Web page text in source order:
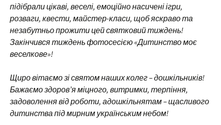
підібрали цікаві, веселі, емоційно насичені ігри,
розваги, квести, майстер-класи, щоб яскраво та
незабутньо прожити цей святковий тиждень!
Закінчився тиждень фотосесією «Дитинство моє
веселкове»!
Щиро вітаємо зі святом наших колег – дошкільників!
Бажаємо здоров’я міцного, витримки, терпіння,
задоволення від роботи, адошкільнятам – щасливого
дитинства під мирним українським небом!